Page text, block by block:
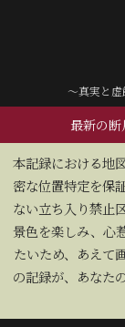
～真実と
最新の断
本記録における地
密な位置特定を保
ない立ち入り禁止
景色を楽しみ、心
たいため、あえて
の記録が、あなた